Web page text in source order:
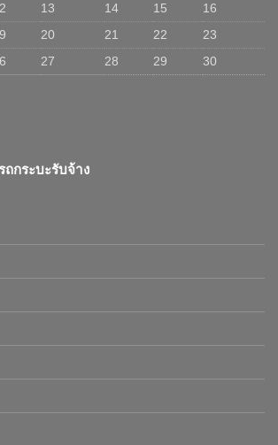
13 14 15
16
20 21 22
23
27 28 29
30
กระบะรับจ้าง